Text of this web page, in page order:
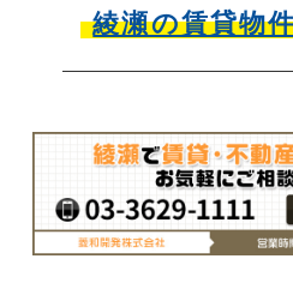
綾瀬の賃貸物